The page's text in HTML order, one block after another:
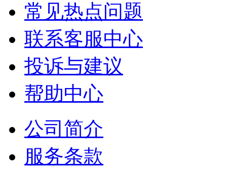
常见热点问题
联系客服中心
投诉与建议
帮助中心
公司简介
服务条款